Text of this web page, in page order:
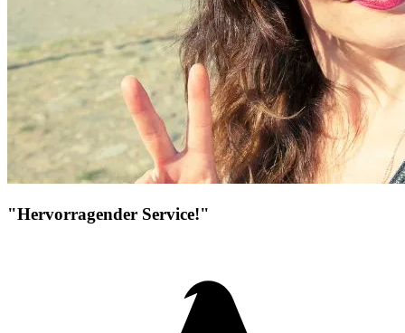
"Hervorragender Service!"